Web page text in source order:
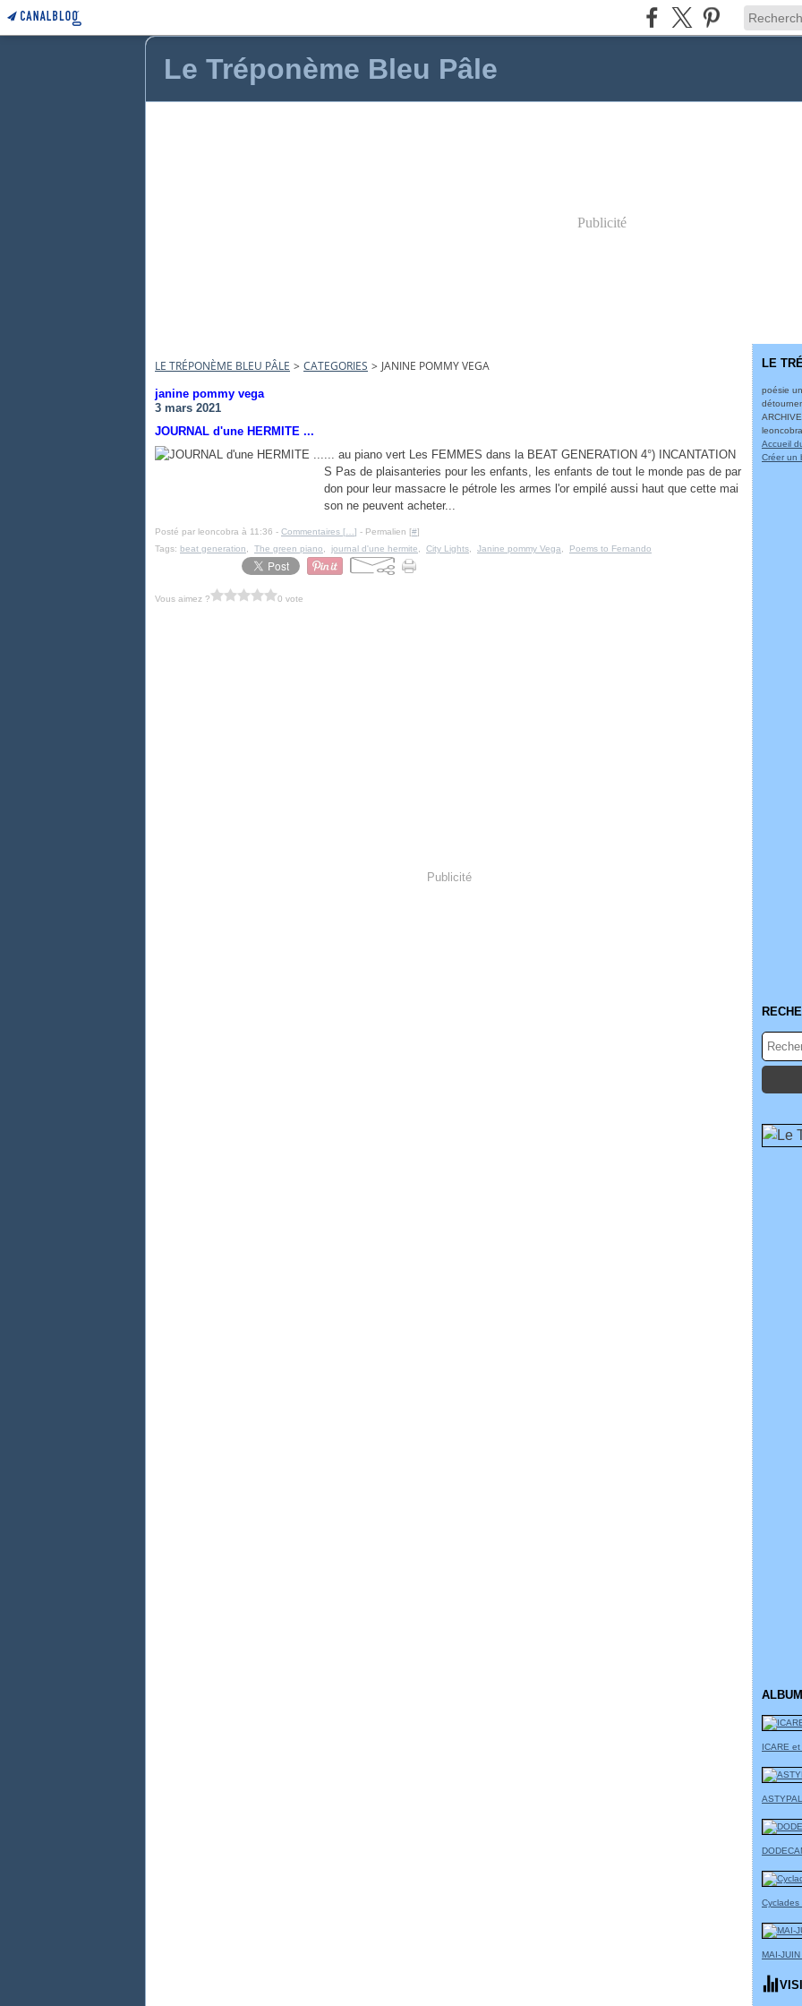
Le Tréponème Bleu Pâle
Publicité
LE TRÉPONÈME BLEU PÂLE > CATEGORIES > JANINE POMMY VEGA
janine pommy vega
3 mars 2021
JOURNAL d'une HERMITE ...
... au piano vert Les FEMMES dans la BEAT GENERATION 4°) INCANTATION
S Pas de plaisanteries pour les enfants, les enfants de tout le monde pas de par
don pour leur massacre le pétrole les armes l'or empilé aussi haut que cette mai
son ne peuvent acheter...
Posté par leoncobra à 11:36 - Commentaires [ ] - Permalien [#]
Tags: beat generation The green piano journal d'une hermite City Lights Janine pommy Vega Poems to Fernando
Vous aimez ? 0 vote
Publicité
LE
poésie
Accueil
Créer un
ICARE
Cyclades
MAI-